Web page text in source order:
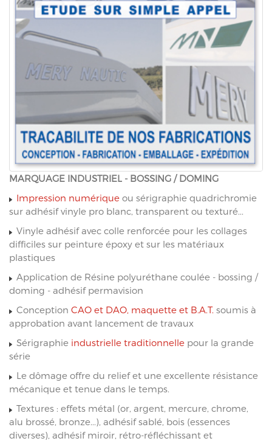
MARQUAGE INDUSTRIEL - BOSSING / DOMING
Impression numérique ou sérigraphie quadrichromie
sur adhésif vinyle pro blanc, transparent ou texturé...
Vinyle adhésif avec colle renforcée pour les collages
difficiles sur peinture époxy et sur les matériaux
plastiques
Application de Résine polyuréthane coulée - bossing /
doming - adhésif permavision
Conception CAO et DAO, maquette et B.A.T. soumis à
approbation avant lancement de travaux
Sérigraphie industrielle traditionnelle pour la grande
série
Le dômage offre du relief et une excellente résistance
mécanique et tenue dans le temps.
Textures : effets métal (or, argent, mercure, chrome,
alu brossé, bronze...), adhésif sablé, bois (essences
diverses), adhésif miroir, rétro-réfléchissant et